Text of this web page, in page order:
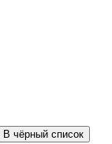
В чёрный список